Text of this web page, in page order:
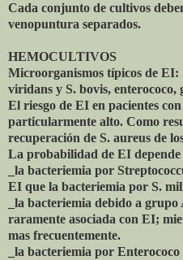
Cada conjunto de cultivos
venopuntura separados.
HEMOCULTIVOS
Microorganismos típicos de EI:
viridans y S. bovis,
El riesgo de EI en pacientes
particularmente alto. Como
recuperación de S. aureus de
La probabilidad de EI depende
_la bacteriemia por
EI que la bacteriemia por S.
_la bacteriemia debido a grupo
raramente asociada con EI;
mas frecuentemente.
_la bacteriemia por